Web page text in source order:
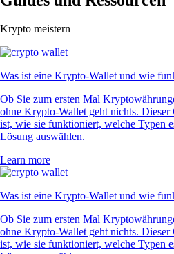
Krypto meistern
Was ist eine Krypto-Wallet und wie
Ob Sie zum ersten Mal
ohne Krypto-Wallet geht nichts.
ist, wie sie funktioniert, welche Typen
Lösung auswählen.
Learn more
Was ist eine Krypto-Wallet und wie
Ob Sie zum ersten Mal
ohne Krypto-Wallet geht nichts.
ist, wie sie funktioniert, welche Typen